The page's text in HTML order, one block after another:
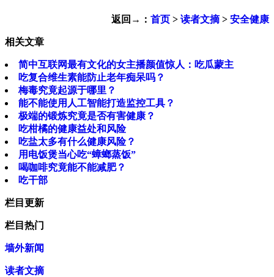
返回→： 首页 > 读者文摘> 安全健康
相关文章
简中互联网最有文化的女主播颜值惊人：吃瓜蒙主
吃复合维生素能防止老年痴呆吗？
梅毒究竟起源于哪里？
能不能使用人工智能打造监控工具？
极端的锻炼究竟是否有害健康？
吃柑橘的健康益处和风险
吃盐太多有什么健康风险？
用电饭煲当心吃“蟑螂蒸饭”
喝咖啡究竟能不能减肥？
吃干部
栏目更新
栏目热门
墙外新闻
读者文摘